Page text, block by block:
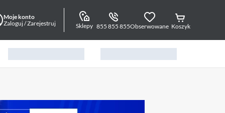
Moje konto
Zaloguj / Zarejestruj
Sklepy 855 855 855Obserwowane Koszyk